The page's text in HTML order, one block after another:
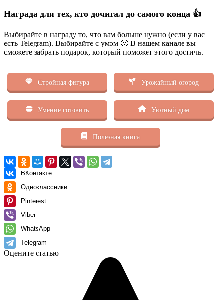
Награда для тех, кто дочитал до самого конца 👍
Выбирайте в награду то, что вам больше нужно (если у вас
есть Telegram). Выбирайте с умом 🙂 В нашем канале вы
сможете забрать подарок, который поможет этого достичь.
Стройная фигура Урожайный огород
Умение готовить Уютный дом
Полезная книга
ВКонтакте
Одноклассники
Pinterest
Viber
WhatsApp
Telegram
Оцените статью